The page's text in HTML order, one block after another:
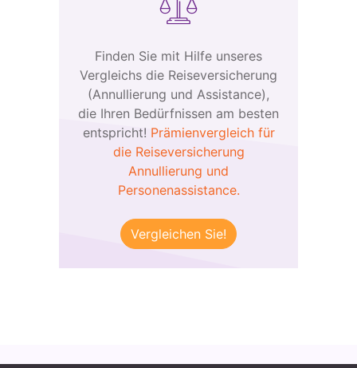
Finden Sie mit Hilfe unseres
Vergleichs die Reiseversicherung
(Annullierung und Assistance),
die Ihren Bedürfnissen am besten
entspricht! Prämienvergleich für
die Reiseversicherung
Annullierung und
Personenassistance.
Vergleichen Sie!